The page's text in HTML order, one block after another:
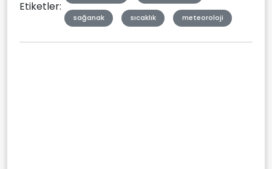
Etiketler:
sağanak sıcaklık meteoroloji